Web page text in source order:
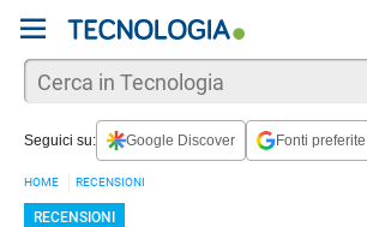
Seguici su: Google Discover Fonti preferite
HOME RECENSIONI
RECENSIONI